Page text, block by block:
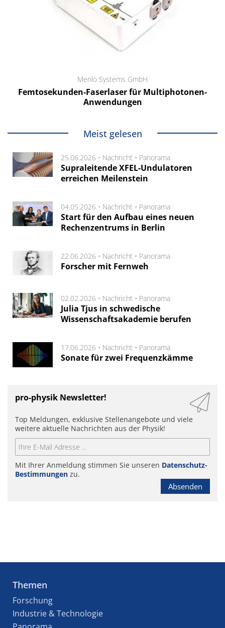
Menlo Systems GmbH
Femtosekunden-Faserlaser für Multiphotonen-
Anwendungen
Meist gelesen
25.06.2026 • Nachricht • Panorama
Supraleitende XFEL-Undulatoren
erreichen Meilenstein
04.05.2026 • Nachricht • Panorama
Start für den Aufbau eines neuen
Rechenzentrums in Berlin
22.06.2026 • Nachricht • Panorama
Forscher mit Fernweh
02.02.2026 • Nachricht • Panorama
Julia Tjus in schwedische
Wissenschaftsakademie berufen
17.06.2026 • Nachricht • Panorama
Sonate für zwei Frequenzkämme
pro-physik Newsletter!
Top Meldungen, exklusive Stellenangebote und viele
weitere aktuelle Nachrichten aus der Physik!
Mit Ihrer Anmeldung stimmen Sie unseren Datenschutz-
Bestimmungen zu.
Absenden
Themen
Forschung
Industrie & Technologie